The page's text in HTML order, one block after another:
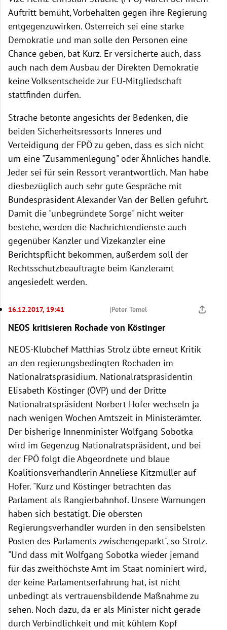
Auftritt bemüht, Vorbehalten gegen ihre Regierung
entgegenzuwirken. Österreich sei eine starke
Demokratie und man solle den Personen eine
Chance geben, bat Kurz. Er versicherte auch, dass
auch nach dem Ausbau der Direkten Demokratie
keine Volksentscheide zur EU-Mitgliedschaft
stattfinden dürfen.
Strache betonte angesichts der Bedenken, die
beiden Sicherheitsressorts Inneres und
Verteidigung der FPÖ zu geben, dass es sich nicht
um eine "Zusammenlegung" oder Ähnliches handle.
Jeder sei für sein Ressort verantwortlich. Man habe
diesbezüglich auch sehr gute Gespräche mit
Bundespräsident Alexander Van der Bellen geführt.
Damit die "unbegründete Sorge" nicht weiter
bestehe, werden die Nachrichtendienste auch
gegenüber Kanzler und Vizekanzler eine
Berichtspflicht bekommen, außerdem soll der
Rechtsschutzbeauftragte beim Kanzleramt
angesiedelt werden.
16.12.2017, 19:41 |Peter Temel
NEOS kritisieren Rochade von Köstinger
NEOS-Klubchef Matthias Strolz übte erneut Kritik
an den regierungsbedingten Rochaden im
Nationalratspräsidium. Nationalratspräsidentin
Elisabeth Köstinger (ÖVP) und der Dritte
Nationalratspräsident Norbert Hofer wechseln ja
nach wenigen Wochen Amtszeit in Ministerämter.
Der bisherige Innenminister Wolfgang Sobotka
wird im Gegenzug Nationalratspräsident, und bei
der FPÖ folgt die Abgeordnete und blaue
Koalitionsverhandlerin Anneliese Kitzmüller auf
Hofer. "Kurz und Köstinger betrachten das
Parlament als Rangierbahnhof. Unsere Warnungen
haben sich bestätigt. Die obersten
Regierungsverhandler wurden in den sensibelsten
Posten des Parlaments zwischengeparkt", so Strolz.
"Und dass mit Wolfgang Sobotka wieder jemand
für das zweithöchste Amt im Staat nominiert wird,
der keine Parlamentserfahrung hat, ist nicht
unbedingt als vertrauensbildende Maßnahme zu
sehen. Noch dazu, da er als Minister nicht gerade
durch Verbindlichkeit und mit kühlem Kopf